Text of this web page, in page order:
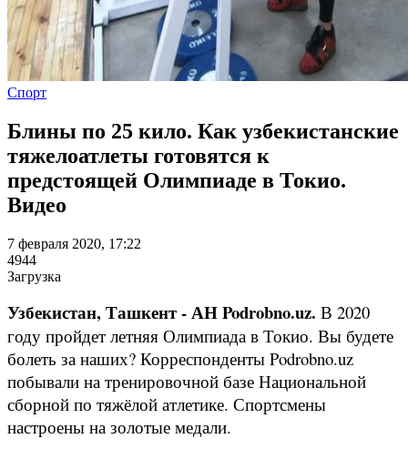
Спорт
Блины по 25 кило. Как узбекистанские
тяжелоатлеты готовятся к
предстоящей Олимпиаде в Токио.
Видео
7 февраля 2020, 17:22
4944
Загрузка
Узбекистан, Ташкент - АН Podrobno.uz. В 2020
году пройдет летняя Олимпиада в Токио. Вы будете
болеть за наших? Корреспонденты Podrobno.uz
побывали на тренировочной базе Национальной
сборной по тяжёлой атлетике. Спортсмены
настроены на золотые медали.